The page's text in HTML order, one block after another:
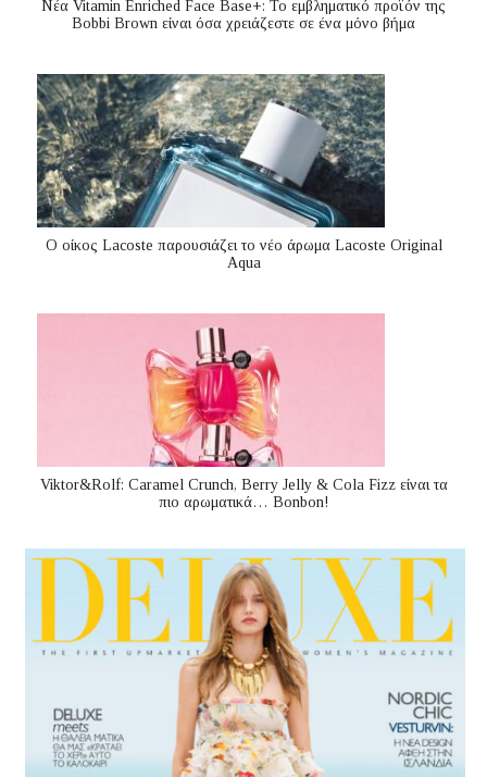
Nέα Vitamin Enriched Face Base+: Το εμβληματικό προϊόν της
Bobbi Brown είναι όσα χρειάζεστε σε ένα μόνο βήμα
Ο οίκος Lacoste παρουσιάζει το νέο άρωμα Lacoste Original
Aqua
Viktor&Rolf: Caramel Crunch, Berry Jelly & Cola Fizz είναι τα
πιο αρωματικά… Bonbon!